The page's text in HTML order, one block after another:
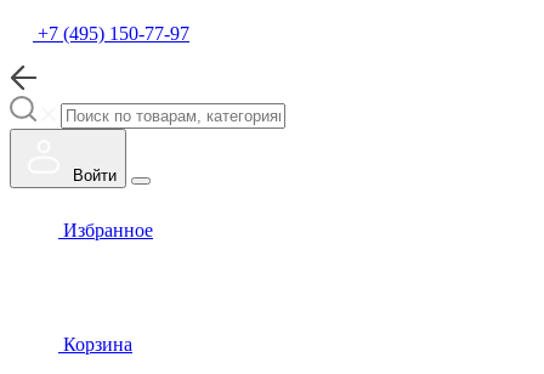
+7 (495) 150-77-97
Войти
Избранное
Корзина